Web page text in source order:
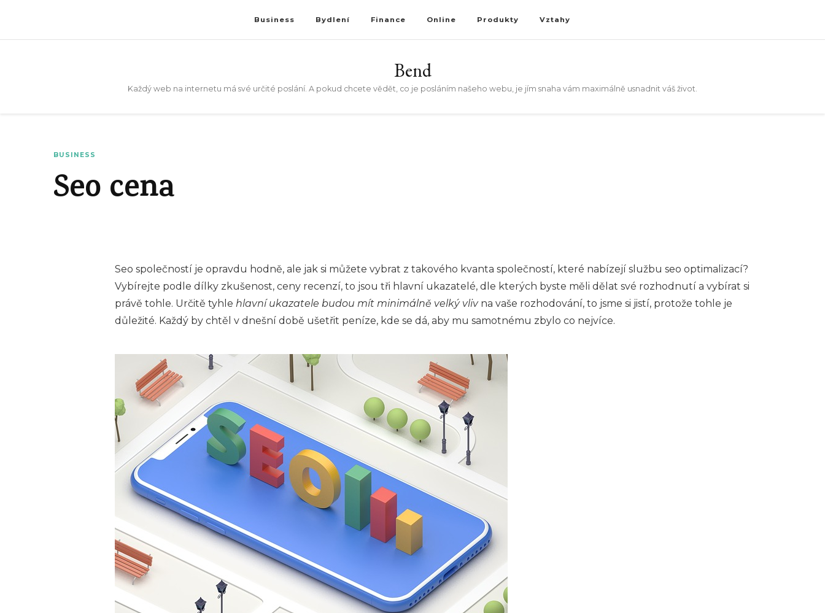
Business Bydlení Finance Online Produkty Vztahy
Bend
Každý web na internetu má své určité poslání. A pokud chcete vědět, co je posláním našeho webu, je jím snaha vám maximálně usnadnit váš život.
BUSINESS
Seo cena
Seo společností je opravdu hodně, ale jak si můžete vybrat z takového kvanta společností, které nabízejí službu seo optimalizací?
Vybírejte podle dílky zkušenost, ceny recenzí, to jsou tři hlavní ukazatelé, dle kterých byste měli dělat své rozhodnutí a vybírat si
právě tohle. Určitě tyhle hlavní ukazatele budou mít minimálně velký vlivna vaše rozhodování, to jsme si jistí, protože tohle je
důležité. Každý by chtěl v dnešní době ušetřit peníze, kde se dá, aby mu samotnému zbylo co nejvíce.